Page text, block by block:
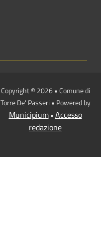
Copyright © 2026 • Comune di
Torre De' Passeri • Powered by
Municipium• Accesso
redazione